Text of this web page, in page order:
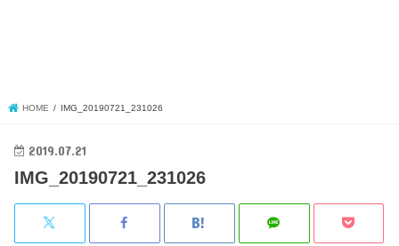
HOME IMG_20190721_231026
2019.07.21
IMG_20190721_231026